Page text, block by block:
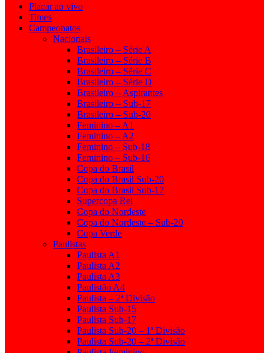
Placar ao vivo
Times
Campeonatos
Nacionais
Brasileiro – Série A
Brasileiro – Série B
Brasileiro – Série C
Brasileiro – Série D
Brasileiro – Aspirantes
Brasileiro – Sub-17
Brasileiro – Sub-20
Feminino – A1
Feminino – A2
Feminino – Sub-18
Feminino – Sub-16
Copa do Brasil
Copa do Brasil Sub-20
Copa do Brasil Sub-17
Supercopa Rei
Copa do Nordeste
Copa do Nordeste – Sub-20
Copa Verde
Paulistas
Paulista A1
Paulista A2
Paulista A3
Paulistão A4
Paulista – 2ª Divisão
Paulista Sub-15
Paulista Sub-17
Paulista Sub-20 – 1ª Divisão
Paulista Sub-20 – 2ª Divisão